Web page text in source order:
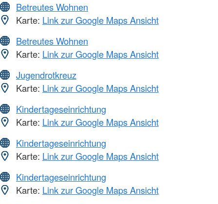
Betreutes Wohnen
Karte: Link zur Google Maps Ansicht
Betreutes Wohnen
Karte: Link zur Google Maps Ansicht
Jugendrotkreuz
Karte: Link zur Google Maps Ansicht
Kindertageseinrichtung
Karte: Link zur Google Maps Ansicht
Kindertageseinrichtung
Karte: Link zur Google Maps Ansicht
Kindertageseinrichtung
Karte: Link zur Google Maps Ansicht